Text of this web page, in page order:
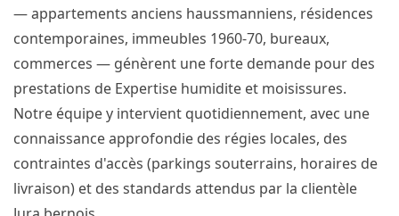
— appartements anciens haussmanniens, résidences
contemporaines, immeubles 1960-70, bureaux,
commerces — génèrent une forte demande pour des
prestations de Expertise humidite et moisissures.
Notre équipe y intervient quotidiennement, avec une
connaissance approfondie des régies locales, des
contraintes d'accès (parkings souterrains, horaires de
livraison) et des standards attendus par la clientèle